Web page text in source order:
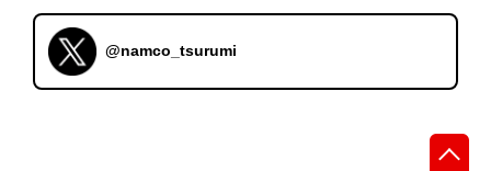
@namco_tsurumi